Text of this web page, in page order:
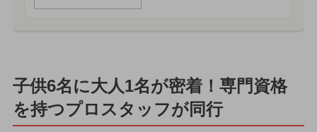
子供6名に大人1名が密着！専門資格
を持つプロスタッフが同行